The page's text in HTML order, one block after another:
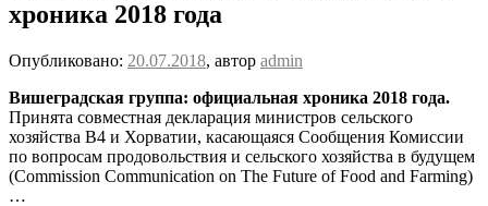
хроника 2018 года
Опубликовано: 20.07.2018, автор admin
Вишеградская группа: официальная хроника 2018 года.
Принята совместная декларация министров сельского
хозяйства В4 и Хорватии, касающаяся Сообщения Комиссии
по вопросам продовольствия и сельского хозяйства в будущем
(Commission Communication on The Future of Food and Farming)
…